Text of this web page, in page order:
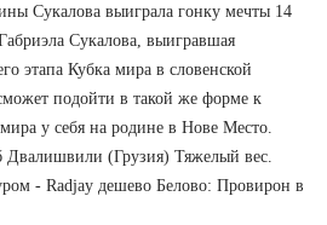
Сукалова выиграла гонку мечты 14
Сукалова, выигравшая
этапа Кубка мира в словенской
подойти в такой же форме к
у себя на родине в Нове Место.
(Грузия) Тяжелый вес.
- Radjay дешево Белово: Провирон в